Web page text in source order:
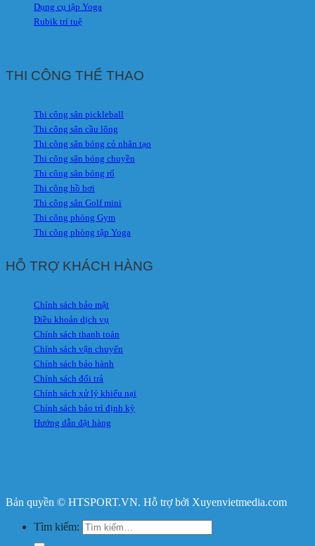
Dụng cụ tập Yoga
Rubik trí tuệ
THI CÔNG THỂ THAO
Thi công sân pickleball
Thi công sân cầu lông
Thi công sân bóng cỏ nhân tạo
Thi công sân bóng chuyền
Thi công sân bóng rổ
Thi công hồ bơi
Thi công sân Golf mini
Thi công phòng Gym
Thi công phòng tập Yoga
HỖ TRỢ KHÁCH HÀNG
Chính sách bảo mật
Điều khoản dịch vụ
Chính sách thanh toán
Chính sách vận chuyển
Chính sách bảo hành
Chính sách đổi trả
Chính sách xử lý khiếu nại
Chính sách bảo trì định kỳ
Hướng dẫn đặt hàng
Bản quyền © HTSPORT.VN. Hỗ trợ bởi Xuyenvietmedia.com
Tìm kiếm: